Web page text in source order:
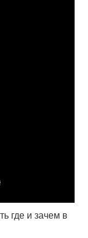
где и зачем в